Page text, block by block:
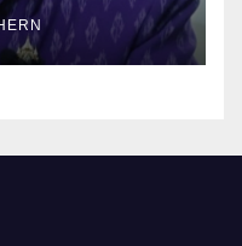
งแคว 69” มุ่ง
นวัตกรรม-จับ
สู่สากล (คลิป)